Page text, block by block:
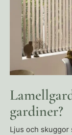
gardiner?
Ljus och skuggor